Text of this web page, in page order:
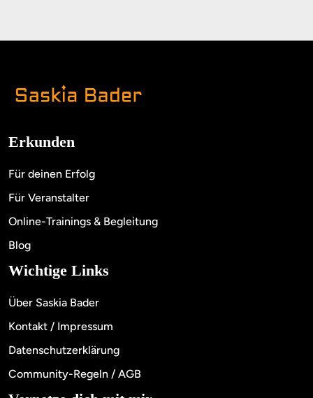
Erkunden
Für deinen Erfolg
Für Veranstalter
Online-Trainings & Begleitung
Blog
Wichtige Links
Über Saskia Bader
Kontakt / Impressum
Datenschutzerklärung
Community-Regeln / AGB